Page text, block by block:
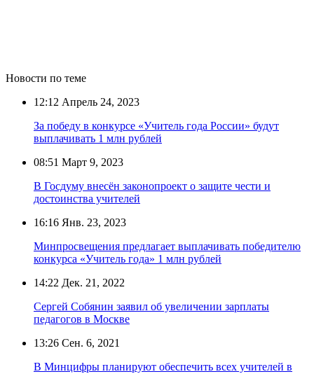
Новости по теме
12:12 Апрель 24, 2023
За победу в конкурсе «Учитель года России» будут
выплачивать 1 млн рублей
08:51 Март 9, 2023
В Госдуму внесён законопроект о защите чести и
достоинства учителей
16:16 Янв. 23, 2023
Минпросвещения предлагает выплачивать победителю
конкурса «Учитель года» 1 млн рублей
14:22 Дек. 21, 2022
Сергей Собянин заявил об увеличении зарплаты
педагогов в Москве
13:26 Сен. 6, 2021
В Минцифры планируют обеспечить всех учителей в